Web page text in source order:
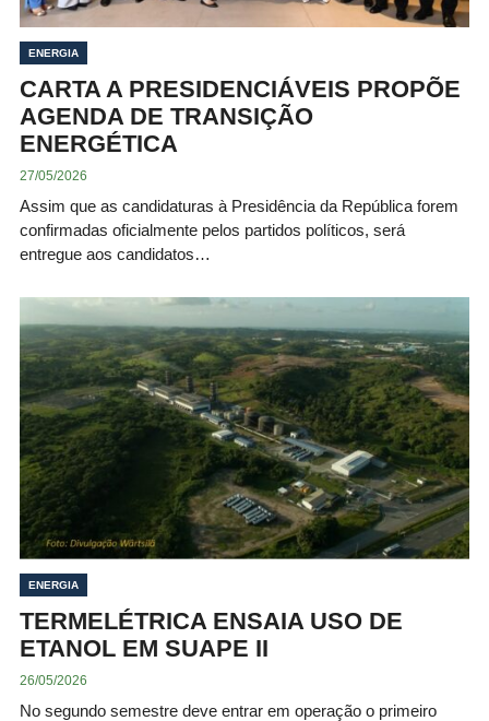
ENERGIA
CARTA A PRESIDENCIÁVEIS PROPÕE
AGENDA DE TRANSIÇÃO
ENERGÉTICA
27/05/2026
Assim que as candidaturas à Presidência da República forem
confirmadas oficialmente pelos partidos políticos, será
entregue aos candidatos…
ENERGIA
TERMELÉTRICA ENSAIA USO DE
ETANOL EM SUAPE II
26/05/2026
No segundo semestre deve entrar em operação o primeiro